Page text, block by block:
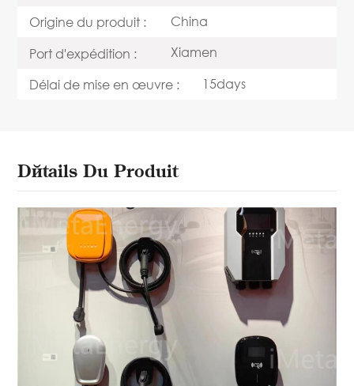
Origine du produit :
China
Port d'expédition :
Xiamen
Délai de mise en œuvre :
15days
Détails Du Produit